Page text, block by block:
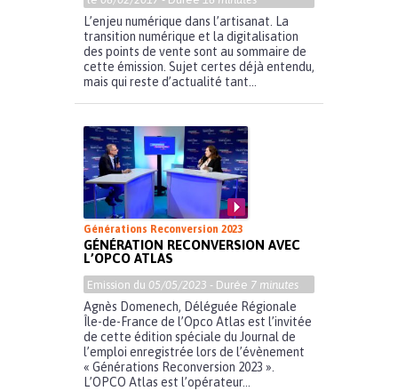
L’enjeu numérique dans l’artisanat. La
transition numérique et la digitalisation
des points de vente sont au sommaire de
cette émission. Sujet certes déjà entendu,
mais qui reste d’actualité tant...
Générations Reconversion 2023
GÉNÉRATION RECONVERSION AVEC
L’OPCO ATLAS
Emission du 05/05/2023 - Durée 7 minutes
Agnès Domenech, Déléguée Régionale
Île-de-France de l’Opco Atlas est l’invitée
de cette édition spéciale du Journal de
l’emploi enregistrée lors de l’évènement
« Générations Reconversion 2023 ».
L’OPCO Atlas est l’opérateur...